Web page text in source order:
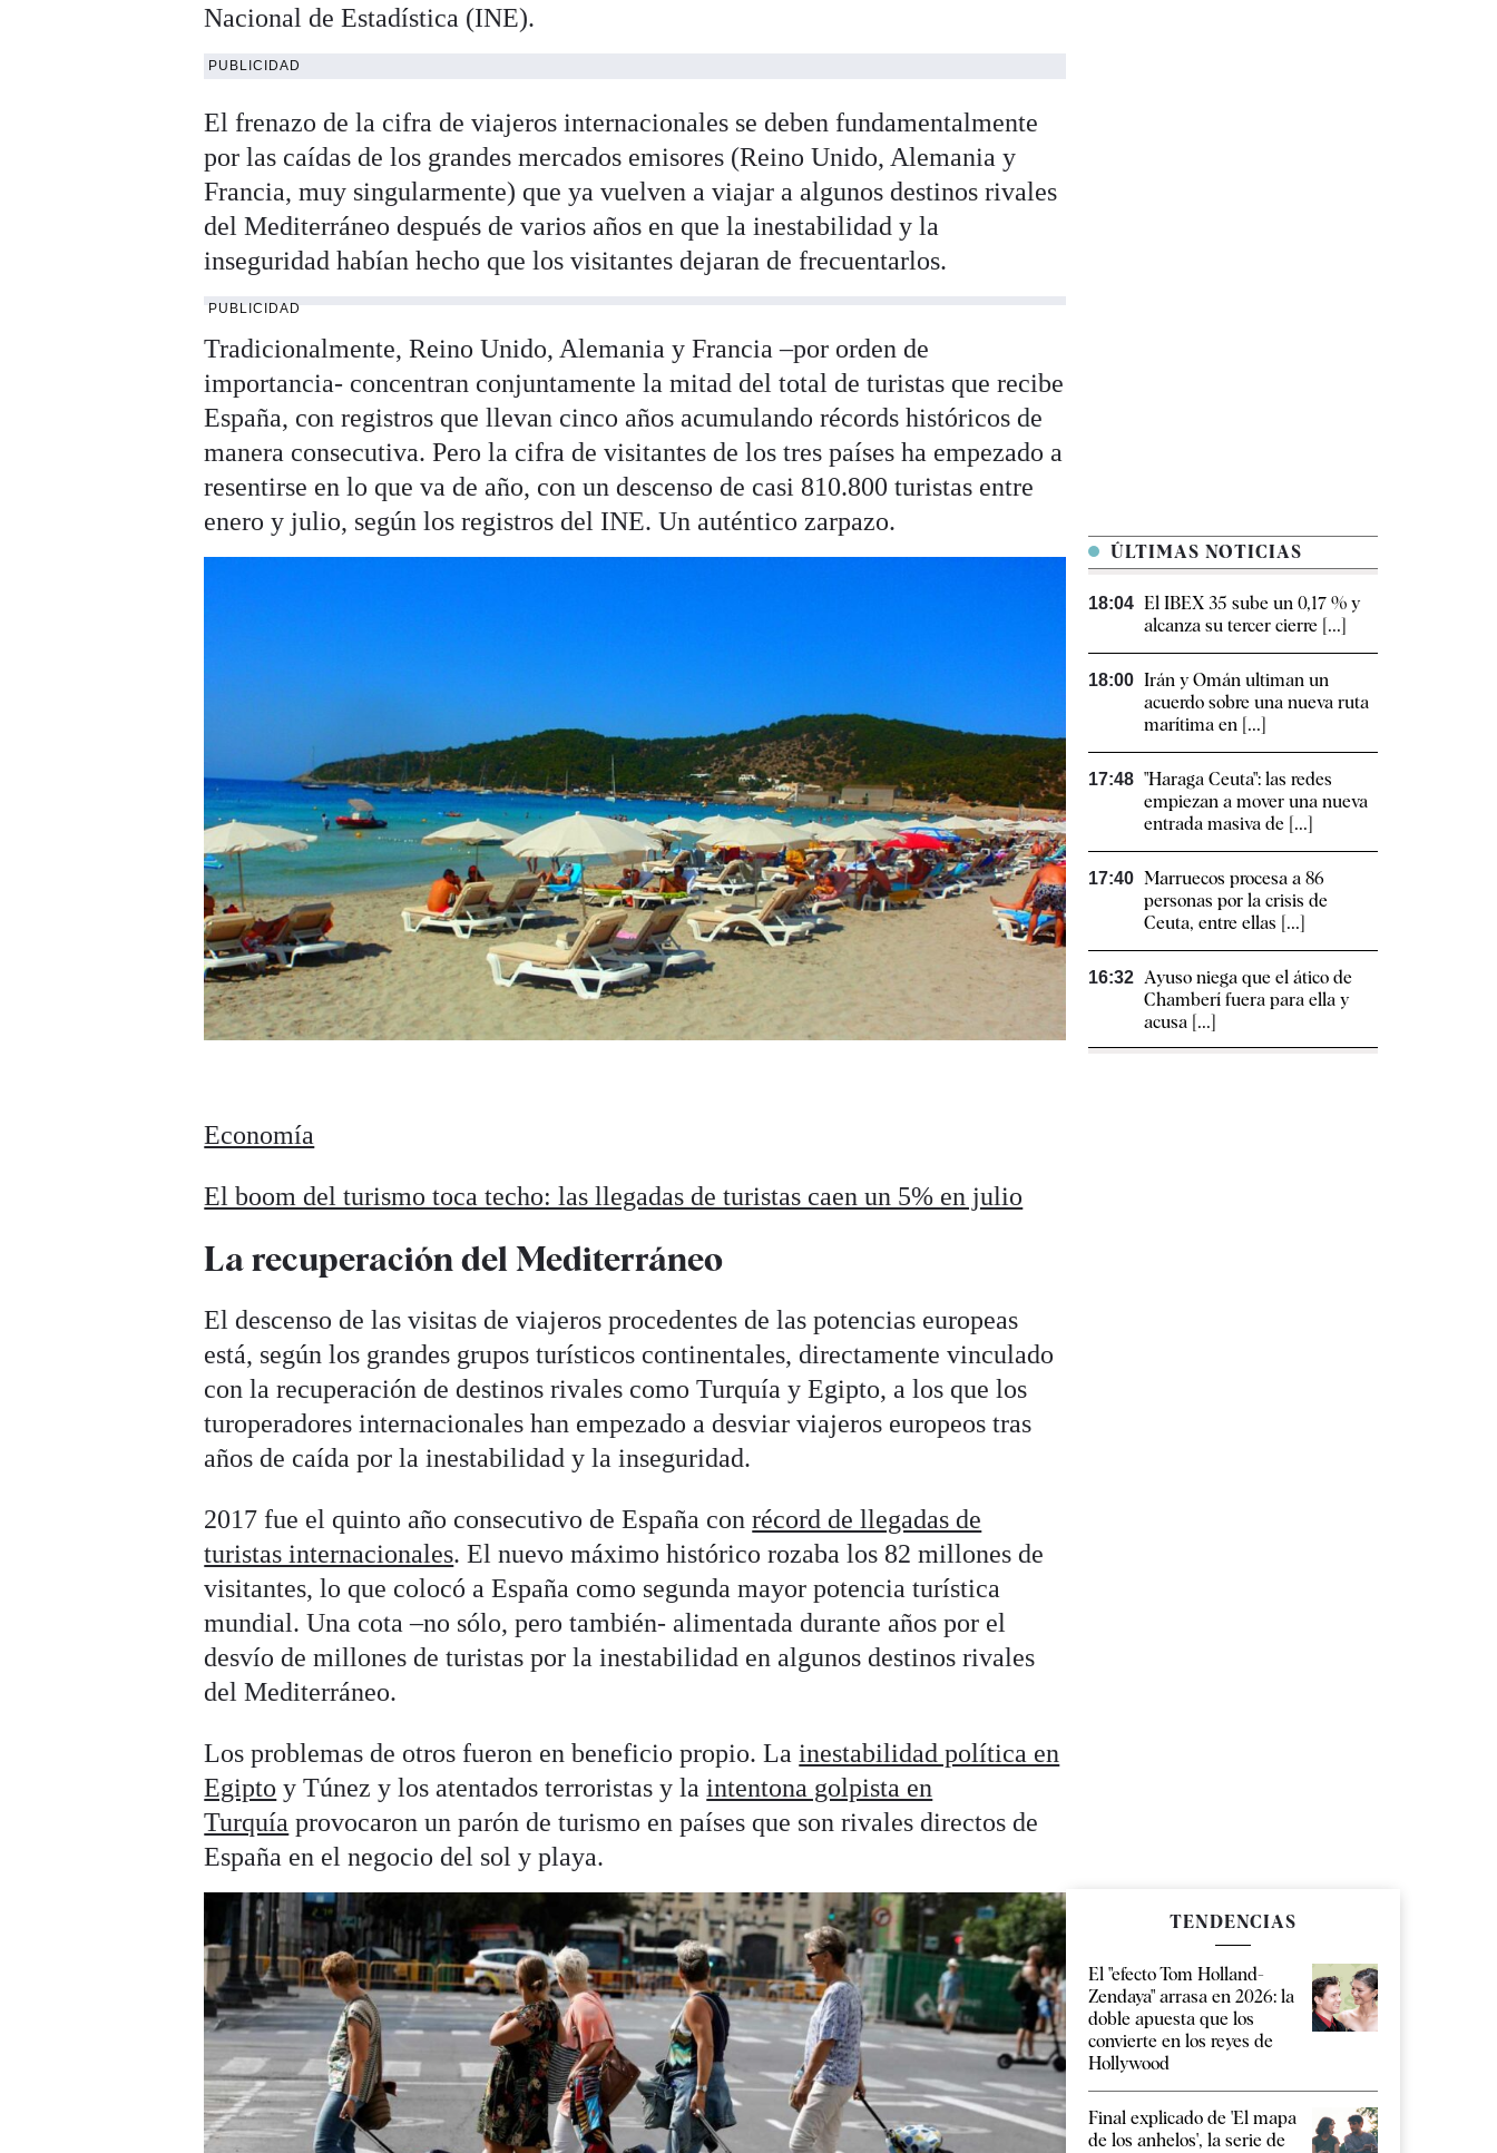
Nacional de Estadística (INE).
PUBLICIDAD
El frenazo de la cifra de viajeros internacionales se deben fundamentalmente
por las caídas de los grandes mercados emisores (Reino Unido, Alemania y
Francia, muy singularmente) que ya vuelven a viajar a algunos destinos rivales
del Mediterráneo después de varios años en que la inestabilidad y la
inseguridad habían hecho que los visitantes dejaran de frecuentarlos.
PUBLICIDAD
Tradicionalmente, Reino Unido, Alemania y Francia –por orden de
importancia- concentran conjuntamente la mitad del total de turistas que recibe
España, con registros que llevan cinco años acumulando récords históricos de
manera consecutiva. Pero la cifra de visitantes de los tres países ha empezado a
resentirse en lo que va de año, con un descenso de casi 810.800 turistas entre
enero y julio, según los registros del INE. Un auténtico zarpazo.
Economía
El boom del turismo toca techo: las llegadas de turistas caen un 5% en julio
La recuperación del Mediterráneo
El descenso de las visitas de viajeros procedentes de las potencias europeas
está, según los grandes grupos turísticos continentales, directamente vinculado
con la recuperación de destinos rivales como Turquía y Egipto, a los que los
turoperadores internacionales han empezado a desviar viajeros europeos tras
años de caída por la inestabilidad y la inseguridad.
2017 fue el quinto año consecutivo de España conrécord de llegadas de
turistas internacionales. El nuevo máximo histórico rozaba los 82 millones de
visitantes, lo que colocó a España como segunda mayor potencia turística
mundial. Una cota –no sólo, pero también- alimentada durante años por el
desvío de millones de turistas por la inestabilidad en algunos destinos rivales
del Mediterráneo.
Los problemas de otros fueron en beneficio propio. La inestabilidad política en
Egipto y Túnez y los atentados terroristas y la intentona golpista en
Turquía provocaron un parón de turismo en países que son rivales directos de
España en el negocio del sol y playa.
ÚLTIMAS NOTICIAS
18:04 El IBEX 35 sube un 0,17 % y
alcanza su tercer cierre [...]
18:00 Irán y Omán ultiman un
acuerdo sobre una nueva ruta
marítima en [...]
17:48 "Haraga Ceuta": las redes
empiezan a mover una nueva
entrada masiva de [...]
17:40 Marruecos procesa a 86
personas por la crisis de
Ceuta, entre ellas [...]
16:32 Ayuso niega que el ático de
Chamberí fuera para ella y
acusa [...]
TENDENCIAS
El "efecto Tom Holland-
Zendaya" arrasa en 2026: la
doble apuesta que los
convierte en los reyes de
Hollywood
Final explicado de 'El mapa
de los anhelos', la serie de